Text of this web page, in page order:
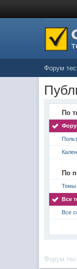
Форум
По
По
Темы
Все
Все
Форум